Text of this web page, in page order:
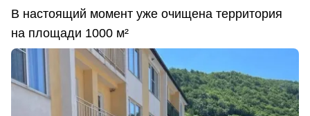
В настоящий момент уже очищена территория
на площади 1000 м²